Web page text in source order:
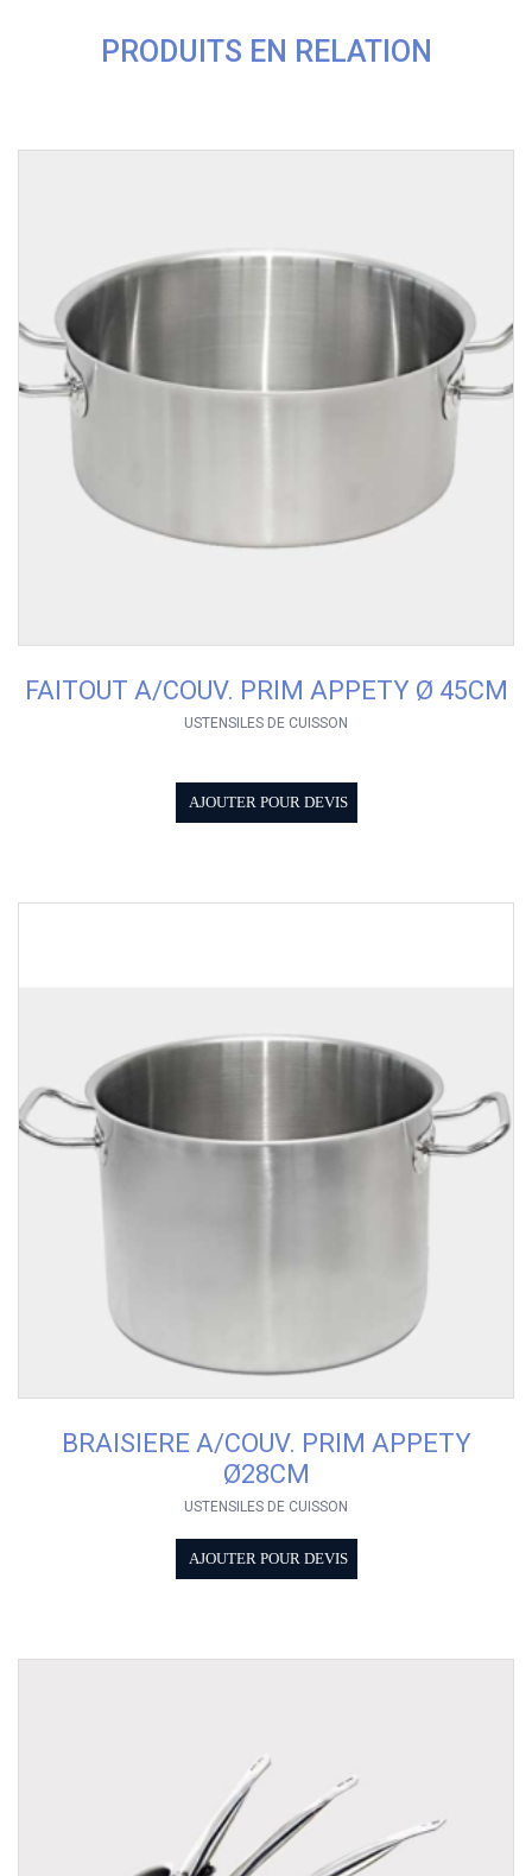
PRODUITS EN RELATION
FAITOUT A/COUV. PRIM APPETY Ø 45CM
USTENSILES DE CUISSON
AJOUTER POUR DEVIS
BRAISIERE A/COUV. PRIM APPETY
Ø28CM
USTENSILES DE CUISSON
AJOUTER POUR DEVIS